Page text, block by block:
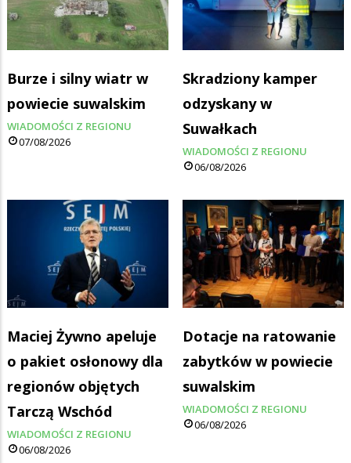
Burze i silny wiatr w
powiecie suwalskim
WIADOMOŚCI Z REGIONU
07/08/2026
Skradziony kamper
odzyskany w
Suwałkach
WIADOMOŚCI Z REGIONU
06/08/2026
Maciej Żywno apeluje
o pakiet osłonowy dla
regionów objętych
Tarczą Wschód
WIADOMOŚCI Z REGIONU
06/08/2026
Dotacje na ratowanie
zabytków w powiecie
suwalskim
WIADOMOŚCI Z REGIONU
06/08/2026